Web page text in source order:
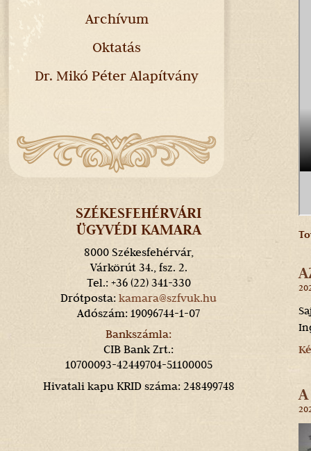
Archívum
Oktatás
Dr. Mikó Péter Alapítvány
SZÉKESFEHÉRVÁRI
ÜGYVÉDI KAMARA
8000 Székesfehérvár,
Várkörút 34., fsz. 2.
Tel.: +36 (22) 341-330
Drótposta:kamara@szfvuk.hu
Adószám: 19096744-1-07
Bankszámla:
CIB Bank Zrt.:
10700093-42449704-51100005
Hivatali kapu KRID száma: 248499748